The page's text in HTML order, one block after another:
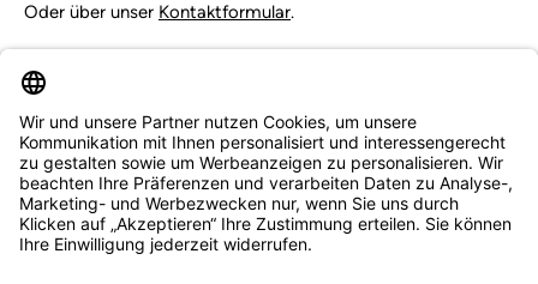
Oder über unser Kontaktformular.
Service & Beratung
Informationen